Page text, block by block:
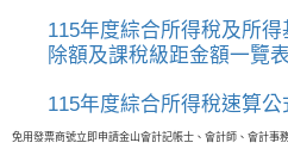
115年度綜合所得稅及所
除額及課稅級距金額一覽表
115年度綜合所得稅速算公
免用發票商號立即申請金山會計記帳士、會計師、會計事